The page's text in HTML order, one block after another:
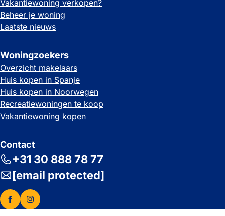
Vakantiewoning verkopen?
Beheer je woning
Laatste nieuws
Woningzoekers
Overzicht makelaars
Huis kopen in Spanje
Huis kopen in Noorwegen
Recreatiewoningen te koop
Vakantiewoning kopen
Contact
+31 30 888 78 77
[email protected]